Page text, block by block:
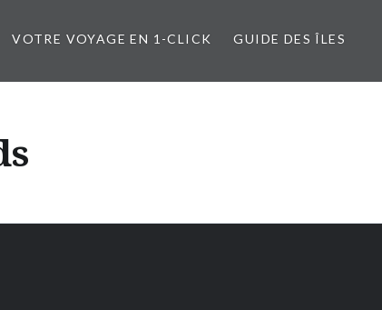
VOTRE VOYAGE EN 1-CLICK GUIDE DES ÎLES